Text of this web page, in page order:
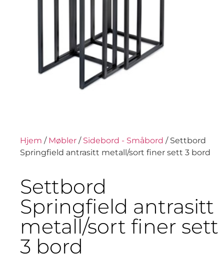
Hjem / Møbler / Sidebord - Småbord / Settbord
Springfield antrasitt metall/sort finer sett 3 bord
Settbord
Springfield antrasitt
metall/sort finer sett
3 bord